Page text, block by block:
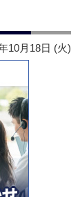
10月18日 (火)